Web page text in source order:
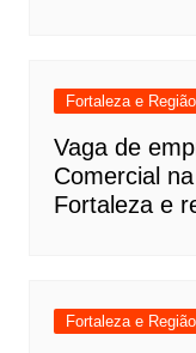
Fortaleza e
Vaga de
Comercial
Fortaleza e
Fortaleza e